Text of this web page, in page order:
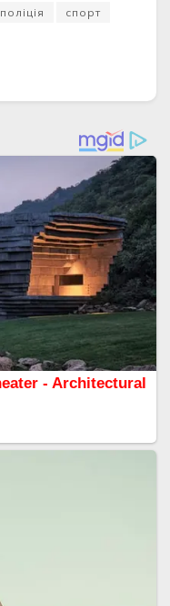
поліція спорт